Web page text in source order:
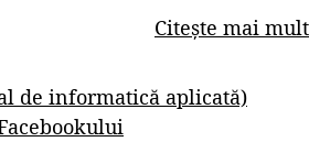
Citește mai mult
de informatică aplicată)